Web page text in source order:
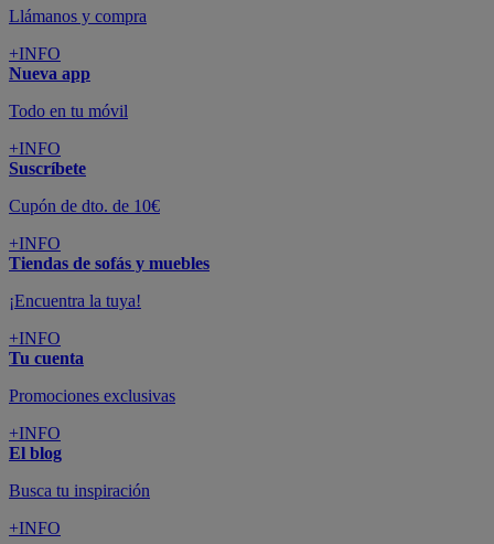
Llámanos y compra
+INFO
Nueva app
Todo en tu móvil
+INFO
Suscríbete
Cupón de dto. de 10€
+INFO
Tiendas de sofás y muebles
¡Encuentra la tuya!
+INFO
Tu cuenta
Promociones exclusivas
+INFO
El blog
Busca tu inspiración
+INFO